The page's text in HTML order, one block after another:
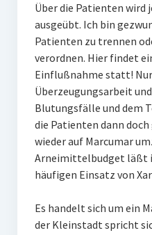
Über die Patienten wird
ausgeübt. Ich bin
Patienten zu trennen
verordnen. Hier findet
Einflußnahme statt!
Überzeugungsarbeit
Blutungsfälle und dem
die Patienten dann
wieder auf Marcumar
Arneimittelbudget läßt
häufigen Einsatz von
Es handelt sich um ein
der Kleinstadt spricht